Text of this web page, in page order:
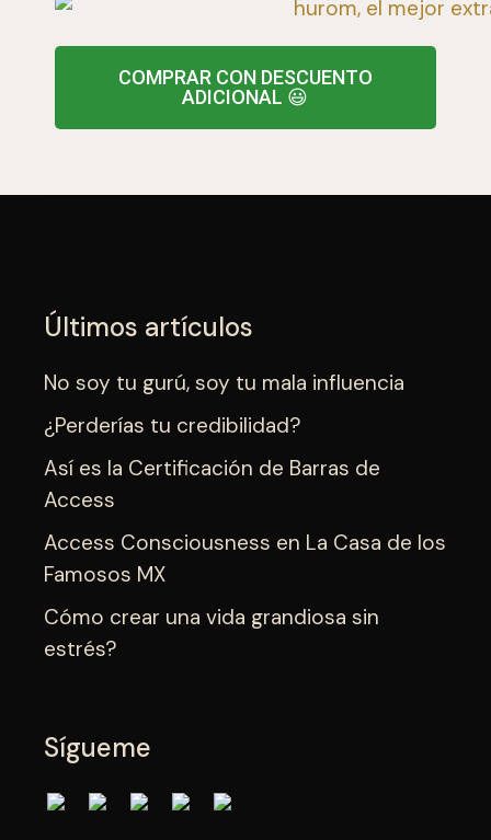
COMPRAR CON DESCUENTO
ADICIONAL 😃
Últimos artículos
No soy tu gurú, soy tu mala influencia
¿Perderías tu credibilidad?
Así es la Certificación de Barras de
Access
Access Consciousness en La Casa de los
Famosos MX
Cómo crear una vida grandiosa sin
estrés?
Sígueme